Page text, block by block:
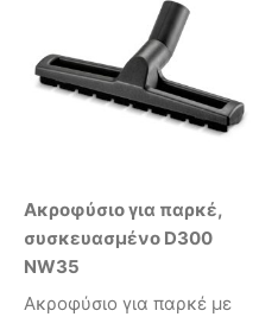
Ακροφύσιο για παρκέ,
συσκευασμένο D300
NW35
Ακροφύσιο για παρκέ με